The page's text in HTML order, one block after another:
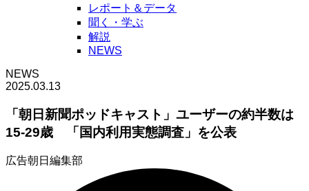
レポート＆データ
聞く・学ぶ
解説
NEWS
NEWS
2025.03.13
「朝日新聞ポッドキャスト」ユーザーの約半数は
15-29歳 「国内利用実態調査」を公表
広告朝日編集部